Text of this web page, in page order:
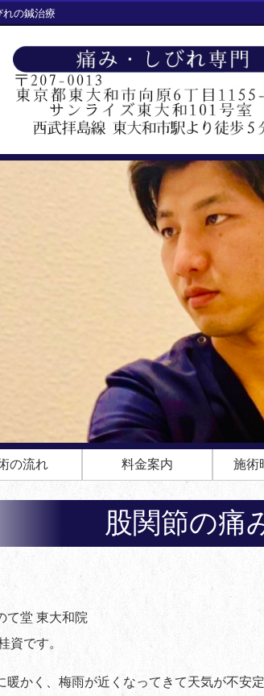
の鍼治療
の流れ 料金案内 施術
股関節の痛
て堂 東大和院
資です。
暖かく、梅雨が近くなってきて天気が不安